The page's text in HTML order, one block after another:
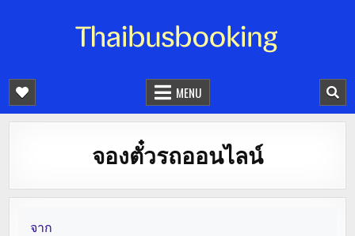
จองตั๋วรถออนไลน์ 24 ชั่วโมง
MENU
จองตั๋วรถออนไลน์